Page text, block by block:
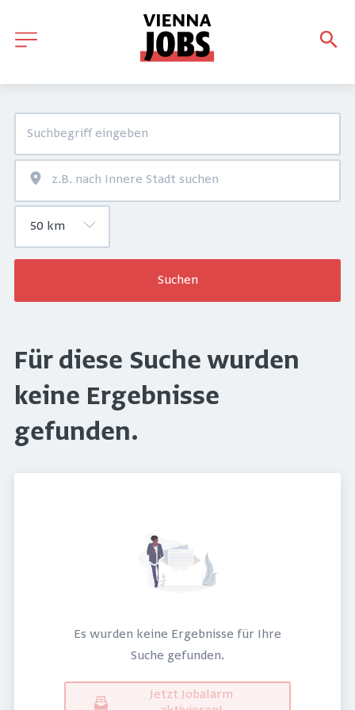
Suchen
Für diese Suche wurden
keine Ergebnisse
gefunden.
Es wurden keine Ergebnisse für Ihre
Suche gefunden.
Jetzt Jobalarm